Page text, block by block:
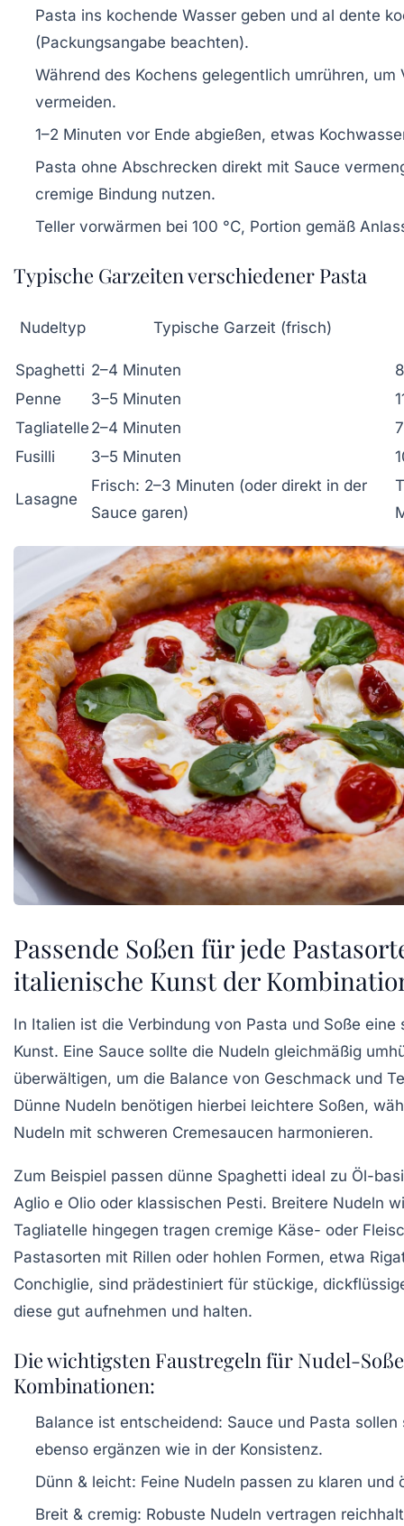
Pasta ins kochende Wasser geben und al dente
(Packungsangabe beachten).
Während des Kochens gelegentlich umrühren, um
vermeiden.
1–2 Minuten vor Ende abgießen, etwas
Pasta ohne Abschrecken direkt mit Sauce
cremige Bindung nutzen.
Teller vorwärmen bei 100 °C, Portion gemäß
Typische Garzeiten verschiedener Pasta
Nudeltyp Typische Garzeit (frisch)
Spaghetti 2–4 Minuten
Penne
3–5 Minuten
Tagliatelle 2–4 Minuten
Fusilli
3–5 Minuten
Lasagne
Frisch: 2–3 Minuten (oder direkt in der
Sauce garen)
Passende Soßen für jede
italienische Kunst der
In Italien ist die Verbindung von Pasta und Soße
Kunst. Eine Sauce sollte die Nudeln gleichmäßig
überwältigen, um die Balance von Geschmack und
Dünne Nudeln benötigen hierbei leichtere Soßen,
Nudeln mit schweren Cremesaucen harmonieren.
Zum Beispiel passen dünne Spaghetti ideal zu Öl-
Aglio e Olio oder klassischen Pesti. Breitere Nudeln
Tagliatelle hingegen tragen cremige Käse- oder
Pastasorten mit Rillen oder hohlen Formen, etwa
Conchiglie, sind prädestiniert für stückige,
diese gut aufnehmen und halten.
Die wichtigsten Faustregeln für Nudel-
Kombinationen:
Balance ist entscheidend: Sauce und Pasta
ebenso ergänzen wie in der Konsistenz.
Dünn & leicht: Feine Nudeln passen zu klaren und
Breit & cremig: Robuste Nudeln vertragen